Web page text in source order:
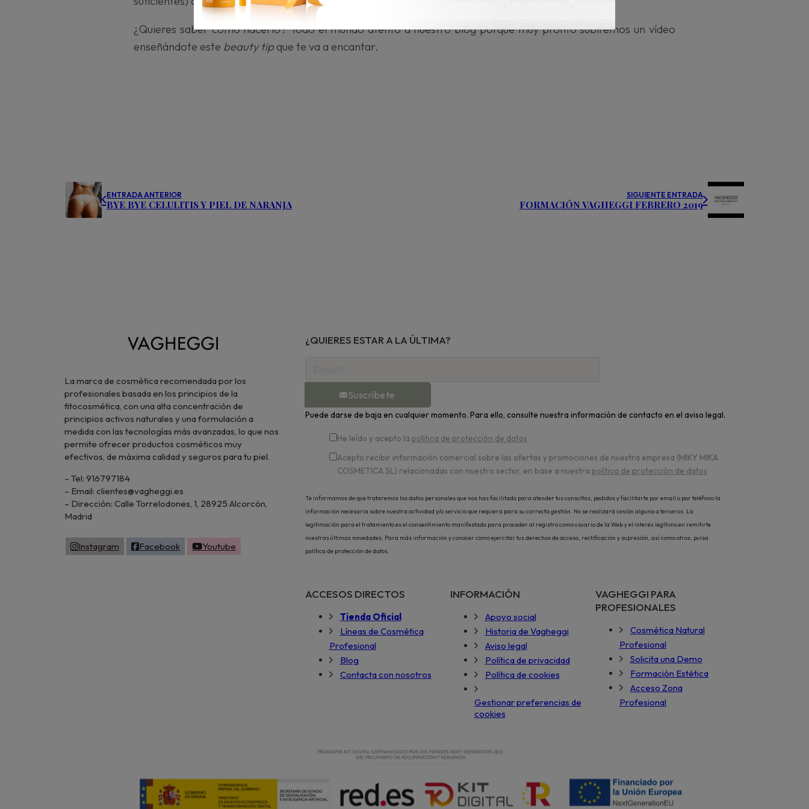
¿Quieres saber cómo hacerlo? Todo el mundo atento a nuestro blog porque muy pronto subiremos un vídeo
enseñándote este beauty tip que te va a encantar.
ENTRADA ANTERIOR
BYE BYE CELULITIS Y PIEL DE NARANJA
SIGUIENTE ENTRADA
FORMACIÓN VAGHEGGI FEBRERO 2019
La marca de cosmética recomendada por los
profesionales basada en los principios de la
fitocosmética, con una alta concentración de
principios activos naturales y una formulación a
medida con las tecnologías más avanzadas, lo que nos
permite ofrecer productos cosméticos muy
efectivos, de máxima calidad y seguros para tu piel.
– Tel: 916797184
– Email: clientes@vagheggi.es
– Dirección: Calle Torrelodones, 1, 28925 Alcorcón,
Madrid
Instagram Facebook Youtube
¿QUIERES ESTAR A LA ÚLTIMA?
Suscríbete
Puede darse de baja en cualquier momento. Para ello, consulte nuestra información de contacto en el aviso legal.
He leído y acepto la política de protección de datos
Acepto recibir información comercial sobre las ofertas y promociones de nuestra empresa (MIKY MIKA
COSMETICA SL) relacionadas con nuestro sector, en base a nuestra política de protección de datos
Te informamos de que trataremos los datos personales que nos has facilitado para atender tus consultas, pedidos y facilitarte por email o por teléfono la
información necesaria sobre nuestra actividad y/o servicio que requiera para su correcta gestión. No se realizará cesión alguna a terceros. La
legitimación para el tratamiento es el consentimiento manifestado para proceder al registro como usuario de la Web y el interés legítimo en remitirte
nuestras últimas novedades. Para más información y conocer cómo ejercitar tus derechos de acceso, rectificación y supresión, así como otros, pulsa
política de protección de datos.
ACCESOS DIRECTOS
Tienda Oficial
Líneas de Cosmética
Profesional
Blog
Contacta con nosotros
INFORMACIÓN
Apoyo social
Historia de Vagheggi
Aviso legal
Política de privacidad
Política de cookies
Gestionar preferencias de
cookies
VAGHEGGI PARA
PROFESIONALES
Cosmética Natural
Profesional
Solicita una Demo
Formación Estética
Acceso Zona
Profesional